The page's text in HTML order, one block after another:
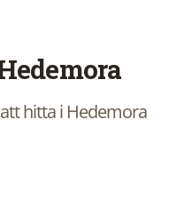
hitta i Hedemora